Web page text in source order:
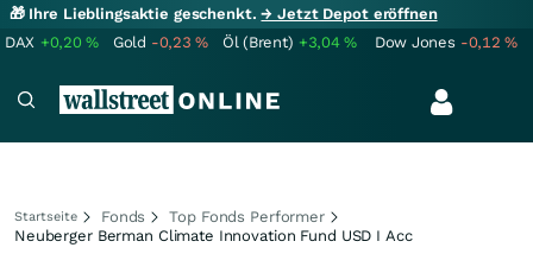
🎁 Ihre Lieblingsaktie geschenkt.→ Jetzt Depot eröffnen
DAX +0,20% Gold -0,23% Öl (Brent) +3,04% Dow Jones -0,12%
Startseite Fonds
Top Fonds Performer
Neuberger Berman Climate Innovation Fund USD I Acc